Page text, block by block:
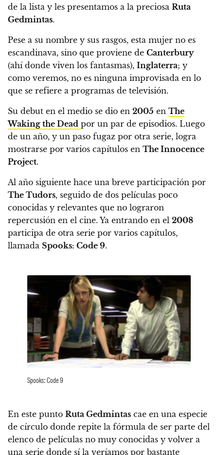
de la lista y les presentamos a la preciosa Ruta
Gedmintas.
Pese a su nombre y sus rasgos, esta mujer no es
escandinava, sino que proviene de Canterbury
(ahí donde viven los fantasmas), Inglaterra; y
como veremos, no es ninguna improvisada en lo
que se refiere a programas de televisión.
Su debut en el medio se dio en 2005 en The
Waking the Dead por un par de episodios. Luego
de un año, y un paso fugaz por otra serie, logra
mostrarse por varios capítulos en The Innocence
Project.
Al año siguiente hace una breve participación por
The Tudors, seguido de dos películas poco
conocidas y relevantes que no lograron
repercusión en el cine. Ya entrando en el 2008
participa de otra serie por varios capítulos,
llamada Spooks: Code 9.
Spooks: Code 9
En este punto Ruta Gedmintas cae en una especie
de círculo donde repite la fórmula de ser parte del
elenco de películas no muy conocidas y volver a
una serie donde sí la veríamos por bastante